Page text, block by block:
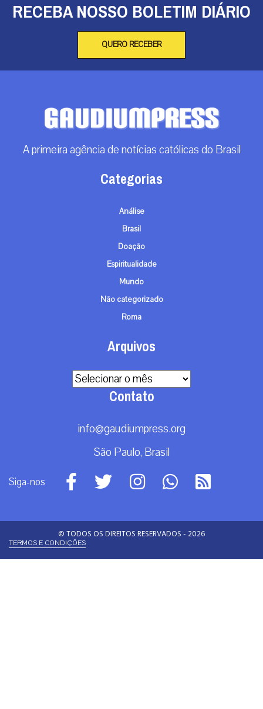
RECEBA NOSSO BOLETIM DIÁRIO
QUERO RECEBER
A primeira agência de notícias católicas do Brasil
Categorias
Análise
Brasil
Doação
Espiritualidade
Mundo
Não categorizado
Roma
Arquivos
Arquivos
Contato
info@gaudiumpress.org
São Paulo, Brasil
Siga-nos
© TODOS OS DIREITOS RESERVADOS - 2026
TERMOS E CONDIÇÕES